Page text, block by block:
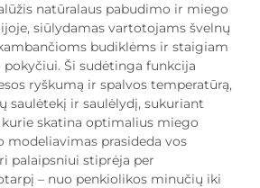
natūralaus pabudimo ir miego
siūlydamas vartotojams švelnų
budiklėms ir staigiam
Ši sudėtinga funkcija
ryškumą ir spalvos temperatūrą,
saulėtekį ir saulėlydį, sukuriant
skatina optimalius miego
modeliavimas prasideda vos
palaipsniui stiprėja per
– nuo penkiolikos minučių iki